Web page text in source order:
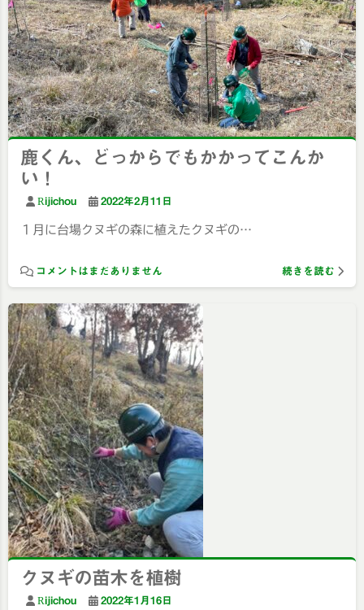
鹿くん、どっからでもかかってこんか
い！
Rijichou 2022年2月11日
１月に台場クヌギの森に植えたクヌギの…
コメントはまだありません 続きを読む
クヌギの苗木を植樹
Rijichou 2022年1月16日